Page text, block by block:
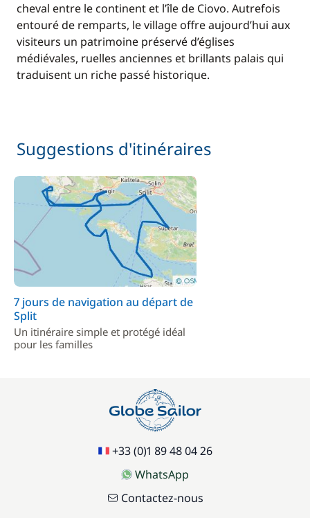
cheval entre le continent et l’île de Ciovo. Autrefois
entouré de remparts, le village offre aujourd’hui aux
visiteurs un patrimoine préservé d’églises
médiévales, ruelles anciennes et brillants palais qui
traduisent un riche passé historique.
Suggestions d'itinéraires
7 jours de navigation au départ de
Split
Un itinéraire simple et protégé idéal
pour les familles
+33 (0)1 89 48 04 26
WhatsApp
Contactez-nous